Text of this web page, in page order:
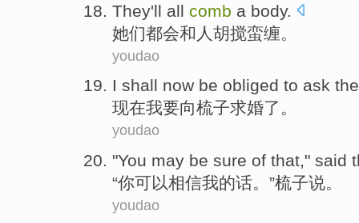
They'll all comb a body.
她们都会和人 胡搅蛮缠。
youdao
I shall now be obliged to ask
现在我要向梳子求婚了 。
youdao
"You may be sure of that," said
“你可以相信我的话。”梳子说。
youdao